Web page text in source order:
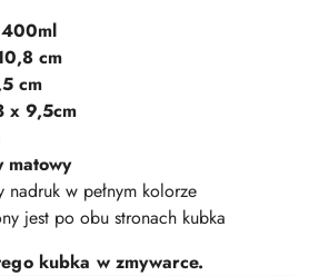
400ml
cm
cm
x 9,5cm
matowy
nadruk w pełnym kolorze
jest po obu stronach kubka
kubka w zmywarce.